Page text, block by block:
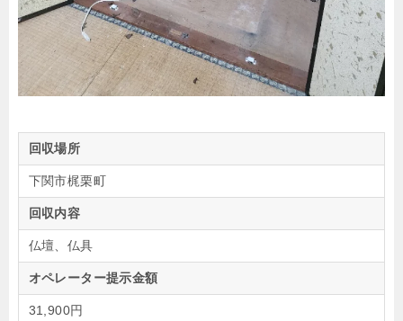
回収場所
下関市梶栗町
回収内容
仏壇、仏具
オペレーター提示金額
31,900円